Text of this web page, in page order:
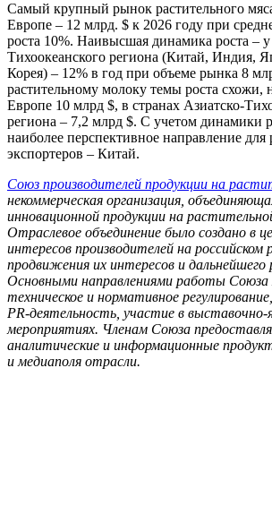
Самый крупный рынок растительного
Европе – 12 млрд. $ к 2026 году при
роста 10%. Наивысшая динамика роста – у
Тихоокеанского региона (Китай, Индия,
Корея) – 12% в год при объеме рынка 8
растительному молоку темы роста
Европе 10 млрд $, в странах Азиатско-
региона – 7,2 млрд $. С учетом динамики
наиболее перспективное направление для
экспортеров – Китай.
Союз производителей продукции на
некоммерческая организация,
инновационной продукции на
Отраслевое объединение было создано в
интересов производителей на
продвижения их интересов и дальнейшего
Основными направлениями работы Союза
техническое и нормативное
PR-деятельность, участие в
мероприятиях. Членам Союза
аналитические и информационные
и медиаполя отрасли.